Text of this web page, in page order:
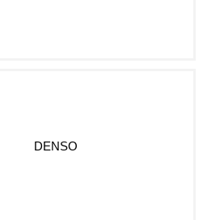
DENSO